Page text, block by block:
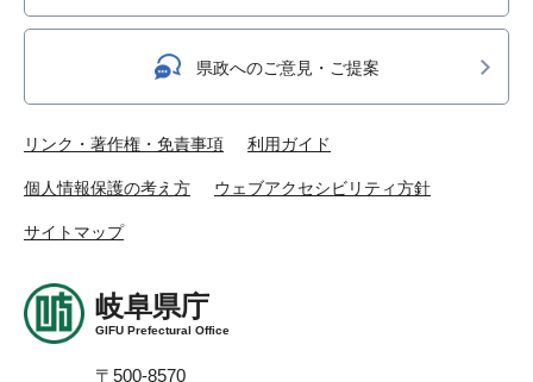
県政へのご意見・ご提案
リンク・著作権・免責事項 利用ガイド
個人情報保護の考え方 ウェブアクセシビリティ方針
サイトマップ
岐阜県庁
GIFU Prefectural Office
〒500-8570